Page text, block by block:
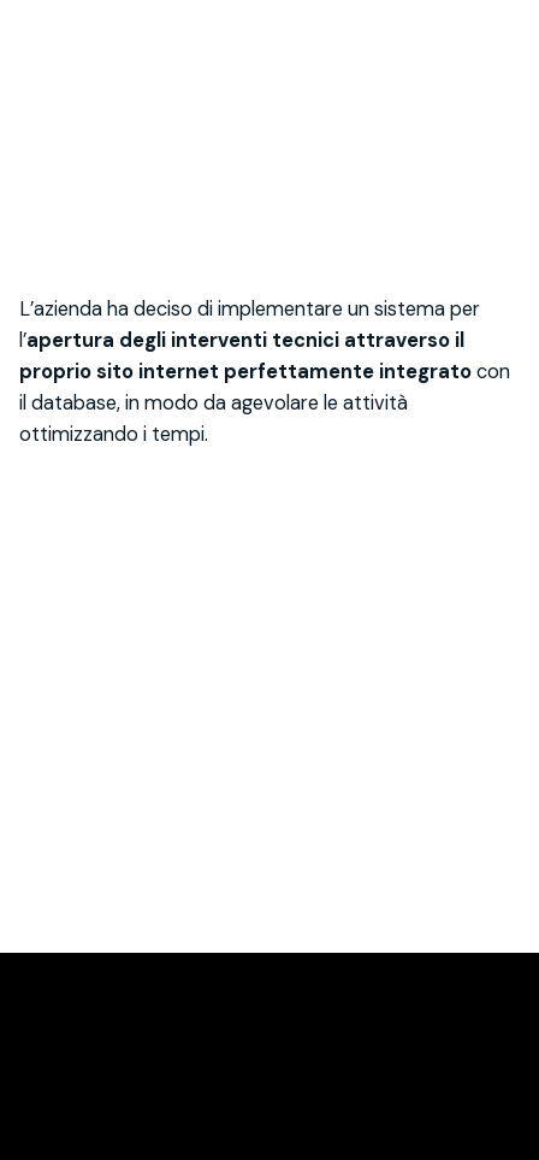
L’azienda ha deciso di implementare un sistema per
l’apertura degli interventi tecnici attraverso il
propriosito internet perfettamente integratocon
il database, in modo da agevolare le attività
ottimizzando i tempi.